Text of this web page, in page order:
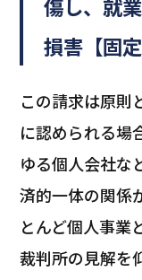
傷し、就
損害【固定
この請求は原則
に認められる場
ゆる個人会社な
済的一体の関係
とんど個人事業
裁判所の見解を